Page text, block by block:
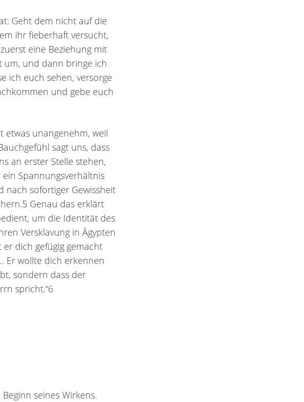
Geht dem nicht auf die
ihr fieberhaft versucht,
eine Beziehung mit
um, und dann bringe ich
ich euch sehen, versorge
und gebe euch
etwas unangenehm, weil
sagt uns, dass
an erster Stelle stehen,
Spannungsverhältnis
nach sofortiger Gewissheit
Genau das erklärt
um die Identität des
Versklavung in Ägypten
dich gefügig gemacht
Er wollte dich erkennen
sondern dass der
spricht.“6
seines Wirkens.